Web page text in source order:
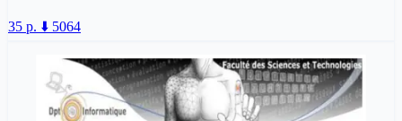
35 p. ⬇️ 5064